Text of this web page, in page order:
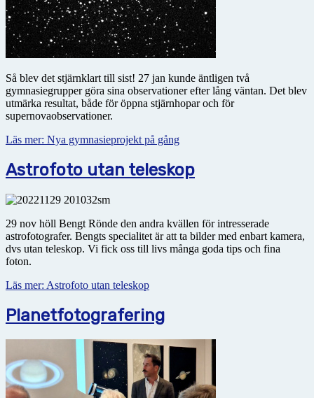
Så blev det stjärnklart till sist! 27 jan kunde äntligen två
gymnasiegrupper göra sina observationer efter lång väntan. Det blev
utmärka resultat, både för öppna stjärnhopar och för
supernovaobservationer.
Läs mer: Nya gymnasieprojekt på gång
Astrofoto utan teleskop
29 nov höll Bengt Rönde den andra kvällen för intresserade
astrofotografer. Bengts specialitet är att ta bilder med enbart kamera,
dvs utan teleskop. Vi fick oss till livs många goda tips och fina
foton.
Läs mer: Astrofoto utan teleskop
Planetfotografering